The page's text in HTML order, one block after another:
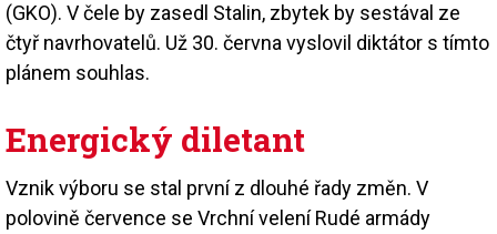
(GKO). V čele by zasedl Stalin, zbytek by sestával ze
čtyř navrhovatelů. Už 30. června vyslovil diktátor s tímto
plánem souhlas.
Energický diletant
Vznik výboru se stal první z dlouhé řady změn. V
polovině července se Vrchní velení Rudé armády